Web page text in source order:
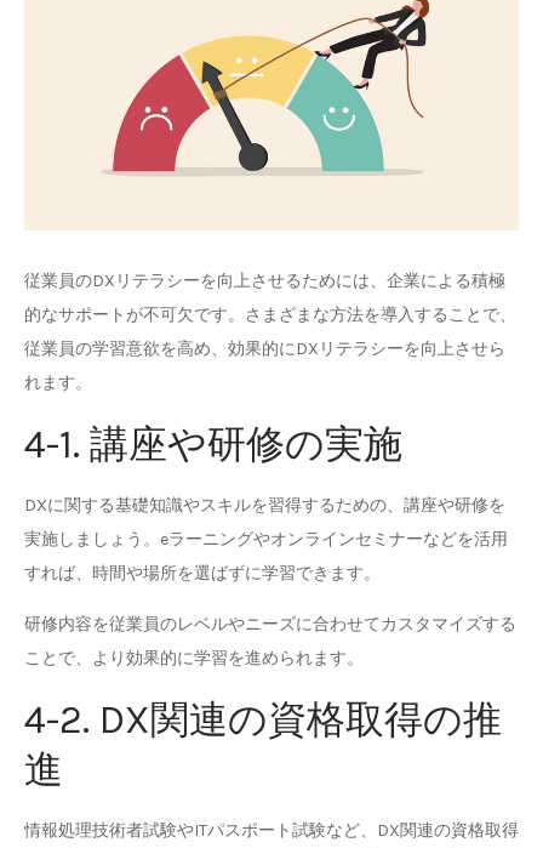
従業員のDXリテラシーを向上させるためには、企業による積極
的なサポートが不可欠です。さまざまな方法を導入することで、
従業員の学習意欲を高め、効果的にDXリテラシーを向上させら
れます。
4-1. 講座や研修の実施
DXに関する基礎知識やスキルを習得するための、講座や研修を
実施しましょう。eラーニングやオンラインセミナーなどを活用
すれば、時間や場所を選ばずに学習できます。
研修内容を従業員のレベルやニーズに合わせてカスタマイズする
ことで、より効果的に学習を進められます。
4-2. DX関連の資格取得の推
進
情報処理技術者試験やITパスポート試験など、DX関連の資格取得